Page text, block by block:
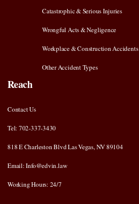
Catastrophic & Serious Injuries
Wrongful Acts & Negligence
Workplace & Construction Accidents
Other Accident Types
Reach
Contact Us
Tel: 702-337-3430
818 E Charleston Blvd Las Vegas, NV 89104
Email: Info@edvin.law
Working Hours: 24/7